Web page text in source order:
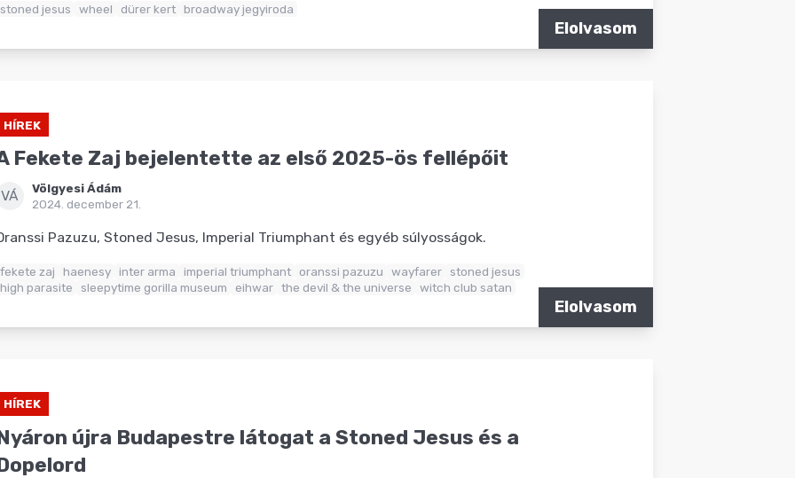
stoned jesus wheel dürer kert broadway jegyiroda
Elolvasom
HÍREK
Fekete Zaj bejelentette az első 2025-ös fellépőit
VÁ
Völgyesi Ádám
2024. december 21.
Pazuzu, Stoned Jesus, Imperial Triumphant és egyéb súlyosságok.
fekete zaj haenesy inter arma imperial triumphant oranssi pazuzu wayfarer stoned jesus
high parasite
sleepytime gorilla museum eihwar the devil & the universe witch club satan
Elolvasom
HÍREK
újra Budapestre látogat a Stoned Jesus és a